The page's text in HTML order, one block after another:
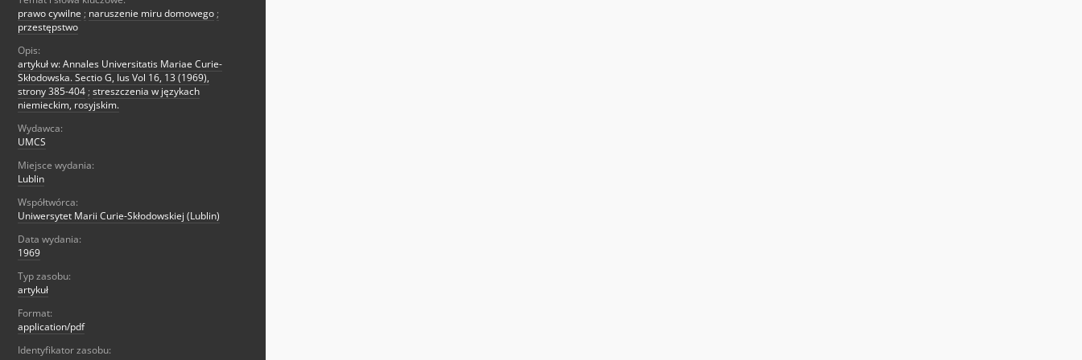
prawo cywilne ; naruszenie miru domowego ;
przestępstwo
Opis:
artykuł w: Annales Universitatis Mariae Curie-
Skłodowska. Sectio G, Ius Vol 16, 13 (1969),
strony 385-404 ; streszczenia w językach
niemieckim, rosyjskim.
Wydawca:
UMCS
Miejsce wydania:
Lublin
Współtwórca:
Uniwersytet Marii Curie-Skłodowskiej (Lublin)
Data wydania:
1969
Typ zasobu:
artykuł
Format:
application/pdf
Identyfikator zasobu: